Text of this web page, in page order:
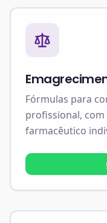
Fórmulas para
profissional,
farmacêutico